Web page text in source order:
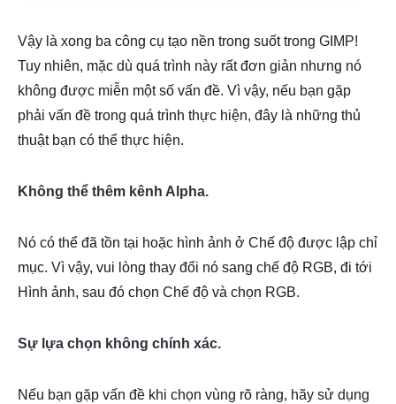
Vậy là xong ba công cụ tạo nền trong suốt trong GIMP!
Tuy nhiên, mặc dù quá trình này rất đơn giản nhưng nó
không được miễn một số vấn đề. Vì vậy, nếu bạn gặp
phải vấn đề trong quá trình thực hiện, đây là những thủ
thuật bạn có thể thực hiện.
Không thể thêm kênh Alpha.
Nó có thể đã tồn tại hoặc hình ảnh ở Chế độ được lập chỉ
mục. Vì vậy, vui lòng thay đổi nó sang chế độ RGB, đi tới
Hình ảnh, sau đó chọn Chế độ và chọn RGB.
Sự lựa chọn không chính xác.
Nếu bạn gặp vấn đề khi chọn vùng rõ ràng, hãy sử dụng